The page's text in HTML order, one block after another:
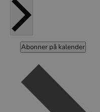
Abonner på kalender